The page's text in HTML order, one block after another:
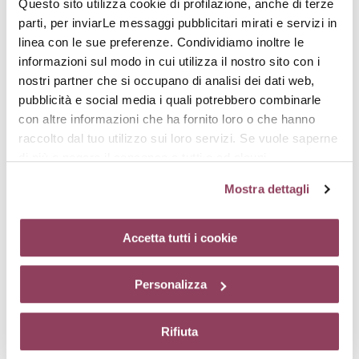
Questo sito utilizza cookie di profilazione, anche di terze
parti, per inviarLe messaggi pubblicitari mirati e servizi in
linea con le sue preferenze. Condividiamo inoltre le
informazioni sul modo in cui utilizza il nostro sito con i
nostri partner che si occupano di analisi dei dati web,
pubblicità e social media i quali potrebbero combinarle
con altre informazioni che ha fornito loro o che hanno
raccolto dal tuo utilizzo sui loro servizi. Se vuole saperne
cliccando sul tasto “Accetta tutti i cookie”. Se non vuole i
“Rifiuta”. Chiudendo questo banner tramite l’apposito
comando “X” continuerai la navigazione del sito in
diversi da quelli tecnici.
Mostra dettagli
Accetta tutti i cookie
Personalizza
Rifiuta
rimpolpare i tratti.
Attivo ossigenante
Estratto da una micro-alga, attiva il processo di detossinazione
mitocondriale. La pelle è più luminosa e più fresca. I segni di
Attivo rassodante